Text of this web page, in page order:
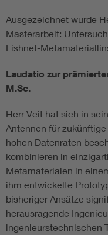
Ausgezeichnet wurde
Masterarbeit:
Fishnet-
Laudatio zur
M.Sc.
Herr Veit hat sich in
Antennen für
hohen Datenraten
kombinieren in
Metamaterialen in
ihm entwickelte
bisheriger Ansätze
herausragende
ingenieurstechnischen